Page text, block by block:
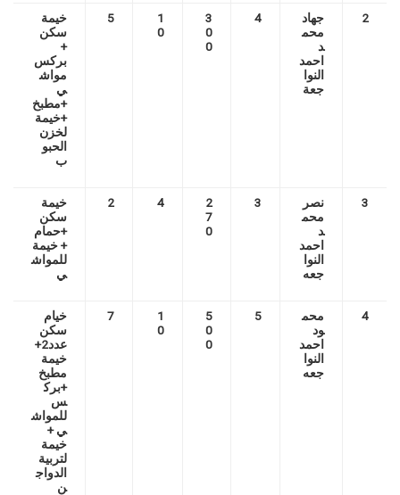
2
جهاد
محم
د
احمد
النوا
جعة
4
3
0
0
1
0
5
خيمة
سكن
+
بركس
مواش
ي
+مطبخ
+خيمة
لخزن
الحبو
ب
3
نصر
محم
د
احمد
النوا
جعه
3
2
7
0
4
2
خيمة
سكن
+حمام
+ خيمة
للمواش
ي
4
محم
ود
احمد
النوا
جعه
5
5
0
0
1
0
7
خيام
سكن
عدد2+
خيمة
مطبخ
+برك
س
للمواش
ي +
خيمة
لتربية
الدواج
ن